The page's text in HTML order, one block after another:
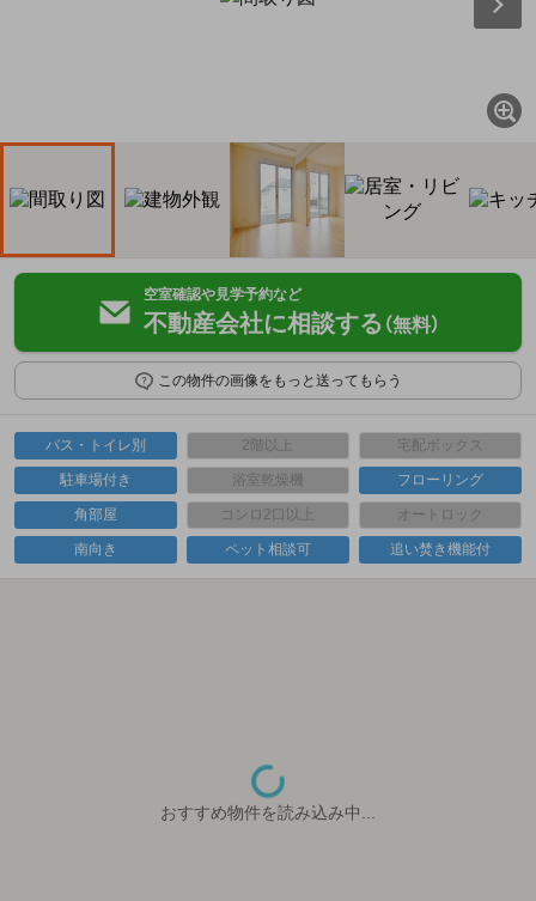
空室確認や見学予約など
不動産会社に相談する （無料）
この物件の画像をもっと送ってもらう
バス・トイレ別 2階以上 宅配ボックス
駐車場付き 浴室乾燥機 フローリング
角部屋 コンロ2口以上 オートロック
南向き ペット相談可 追い焚き機能付
おすすめ物件を読み込み中...